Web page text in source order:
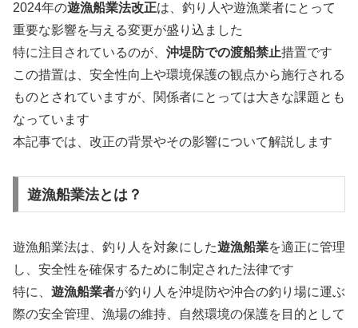
2024年の遊漁船業法改正は、釣り人や遊漁業者にとって
重要な影響を与える変更が盛り込ました
特に注目されているのが、 沖堤防での渡船禁止措置です
この措置は、安全性向上や環境保護の観点から施行される
ものとされていますが、関係者にとっては大きな課題とも
なっています
本記事では、改正の背景やその影響について解説します
遊漁船業法とは？
遊漁船業法は、釣り人を対象にした遊漁船業を適正に管理
し、安全性を確保するために制定された法律です
特に、 遊漁船業者が釣り人を沖堤防や沖合の釣り場に運ぶ
際の安全管理、漁場の維持、自然環境の保護を目的として